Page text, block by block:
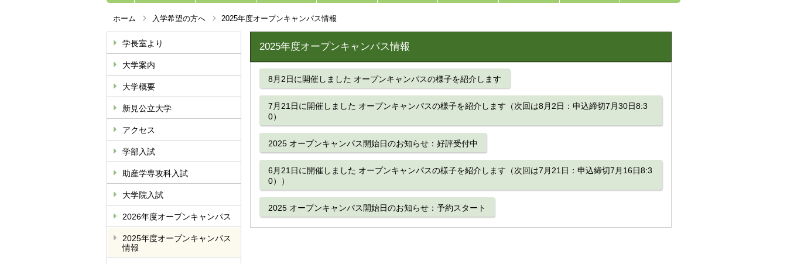
ホーム 入学希望の方へ 2025年度オープンキャンパス情報
学長室より
大学案内
大学概要
新見公立大学
アクセス
学部入試
助産学専攻科入試
大学院入試
2026年度オープンキャンパス
2025年度オープンキャンパス
情報
2025年度オープンキャンパス情報
8月2日に開催しました オープンキャンパスの様子を紹介します
7月21日に開催しました オープンキャンパスの様子を紹介します（次回は8月2日：申込締切7月30日8:3
0）
2025 オープンキャンパス開始日のお知らせ：好評受付中
6月21日に開催しました オープンキャンパスの様子を紹介します（次回は7月21日：申込締切7月16日8:3
0））
2025 オープンキャンパス開始日のお知らせ：予約スタート